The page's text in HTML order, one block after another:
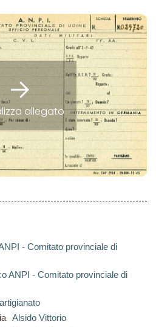
allegato
- Comitato provinciale di
ANPI - Comitato provinciale di
Alsido Vittorio